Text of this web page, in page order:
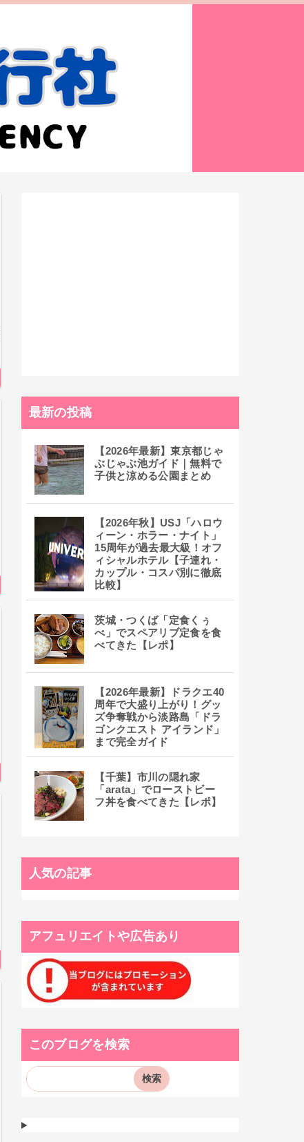
最新の投稿
【2026年最新】東京都じゃ
ぶじゃぶ池ガイド｜無料で
子供と涼める公園まとめ
【2026年秋】USJ「ハロウ
ィーン・ホラー・ナイト」
15周年が過去最大級！オフ
ィシャルホテル【子連れ・
カップル・コスパ別に徹底
比較】
茨城・つくば「定食くぅ
べ」でスペアリブ定食を食
べてきた【レポ】
【2026年最新】ドラクエ40
周年で大盛り上がり！グッ
ズ争奪戦から淡路島「ドラ
ゴンクエスト アイランド」
まで完全ガイド
【千葉】市川の隠れ家
「arata」でローストビー
フ丼を食べてきた【レポ】
人気の記事
アフュリエイトや広告あり
このブログを検索